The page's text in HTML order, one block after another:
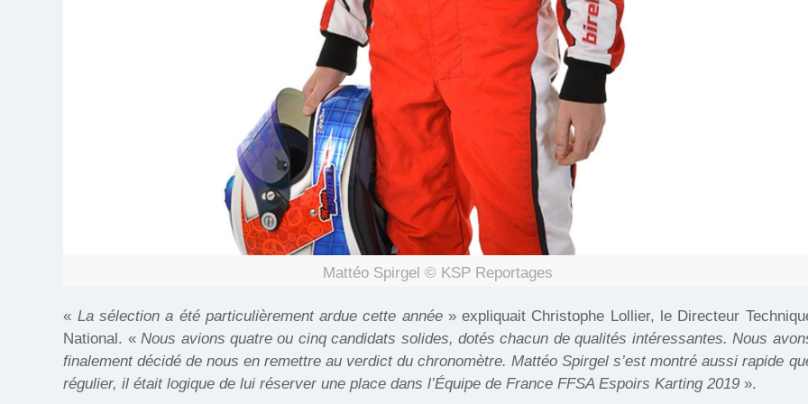
Mattéo Spirgel © KSP Reportages
« La sélection a été particulièrement ardue cette année» expliquait Christophe Lollier, le Directeur
National. «Nous avions quatre ou cinq candidats solides, dotés chacun de qualités intéressantes. Nous
finalement décidé de nous en remettre au verdict du chronomètre. Mattéo Spirgel s’est montré aussi rapide
régulier, il était logique de lui réserver une place dans l’Équipe de France FFSA Espoirs Karting 2019 ».